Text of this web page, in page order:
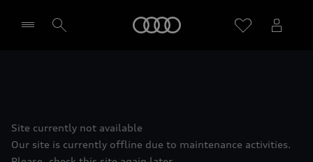
Audi
Site currently not available
Our site is currently offline due to maintenance activities.